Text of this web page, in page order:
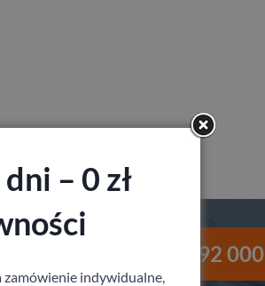
drzwi 530 992 000
– 0 zł
zamówienie indywidualne,